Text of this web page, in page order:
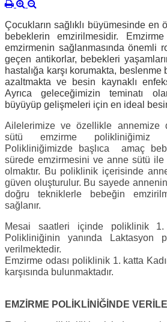
Çocukların sağlıklı büyümesinde en
bebeklerin emzirilmesidir. Emzirme
emzirmenin sağlanmasında önemli
geçen antikorlar, bebekleri
hastalığa karşı korumakta, beslenme
azaltmakta ve besin kaynaklı
Ayrıca geleceğimizin teminatı
büyüyüp gelişmeleri için en ideal
Ailelerimize ve özellikle annemize
sütü emzirme polikliniğimiz
Polikliniğimizde başlıca amaç
sürede emzirmesini ve anne sütü ile
olmaktır. Bu poliklinik içerisinde
güven oluşturulur. Bu sayede annenin
doğru tekniklerle bebeğin
sağlanır.
Mesai saatleri içinde poliklinik
Polikliniğinin yanında Laktasyon
verilmektedir.
Emzirme odası poliklinik 1. katta
karşısında bulunmaktadır.
EMZİRME POLİKLİNİĞİNDE